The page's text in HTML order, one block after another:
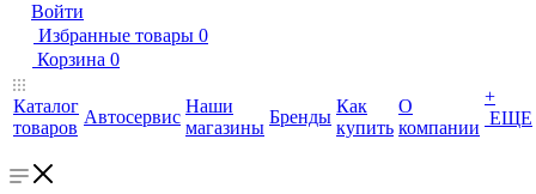
Войти
Избранные товары 0
Корзина 0
Каталог
товаров
Автосервис
Наши
магазины
Бренды
Как
купить
О
компании
+
ЕЩЕ